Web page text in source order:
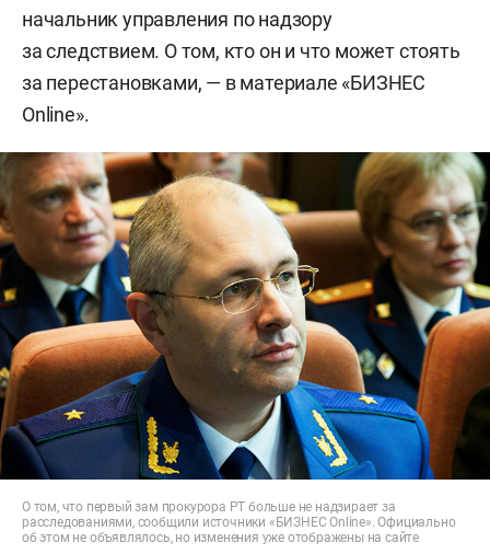
начальник управления по надзору
за следствием. О том, кто он и что может стоять
за перестановками, — в материале «БИЗНЕС
Online».
О том, что первый зам прокурора РТ больше не надзирает за
расследованиями, сообщили источники «БИЗНЕС Online». Официально
об этом не объявлялось, но изменения уже отображены на сайте